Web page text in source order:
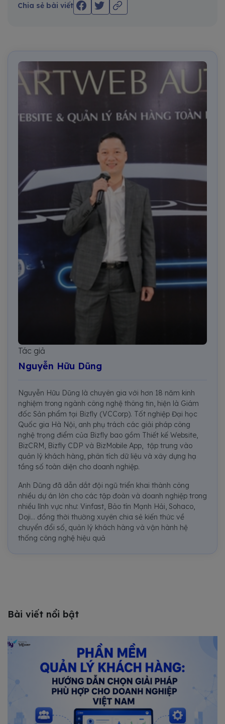
Chia sẻ bài viết
Tác giả
Nguyễn Hữu Dũng
Nguyễn Hữu Dũng là chuyên gia với hơn 18 năm kinh
nghiệm trong ngành công nghệ thông tin, hiện là Giám
đốc Sản phẩm tại Bizfly (VCCorp). Tốt nghiệp Đại học
Quốc gia Hà Nội, anh phụ trách các giải pháp công
nghệ trọng điểm của Bizfly bao gồm Thiết kế Website,
BizCRM, Bizfly CDP và BizMobile App, tập trung vào
quản lý khách hàng, phân tích dữ liệu và xây dựng hạ
tầng số toàn diện cho doanh nghiệp.
Anh Dũng đã dẫn dắt đội ngũ triển khai thành công
nhiều dự án lớn cho các tập đoàn và doanh nghiệp trong
nhiều lĩnh vực như: Vinfast, Bảo tín Mạnh Hải, Sohaco,
Doji... đồng thời thường xuyên chia sẻ kiến thức về
chuyển đổi số, quản lý khách hàng và vận hành hệ
thống công nghệ hiệu quả
Bài viết nổi bật